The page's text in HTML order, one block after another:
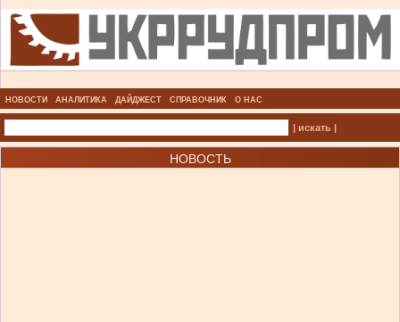
НОВОСТИ АНАЛИТИКА ДАЙДЖЕСТ СПРАВОЧНИК О НАС
| искать |
НОВОСТЬ